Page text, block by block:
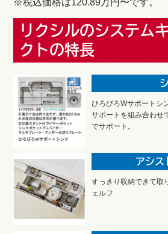
※税込価格は120.89万円〜です。
リクシルのシステム
クトの特長
ひろびろWサポート
サポートを組み合わせ
でサポート。
アシス
すっきり収納できて取
ェルフ